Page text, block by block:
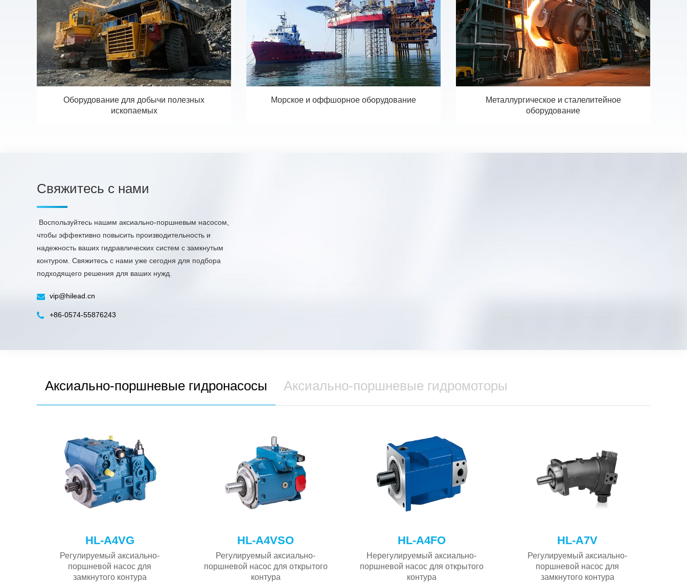
Оборудование для добычи полезных
ископаемых
Морское и оффшорное оборудование
Металлургическое и сталелитейное
оборудование
Свяжитесь с нами
​ Воспользуйтесь нашим аксиально-поршневым насосом,
чтобы эффективно повысить производительность и
надежность ваших гидравлических систем с замкнутым
контуром. Свяжитесь с нами уже сегодня для подбора
подходящего решения для ваших нужд.
vip@hilead.cn
+86-0574-55876243
Аксиально-поршневые гидронасосы Аксиально-поршневые гидромоторы
HL-A4VG
Регулируемый аксиально-
поршневой насос для
замкнутого контура
HL-A4VSO
Регулируемый аксиально-
поршневой насос для открытого
контура
HL-A4FO
Нерегулируемый аксиально-
поршневой насос для открытого
контура
HL-A7V
Регулируемый аксиально-
поршневой насос для
замкнутого контура